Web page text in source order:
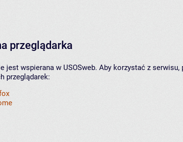
przeglądarka
jest wspierana w USOSweb. Aby korzystać z
przeglądarek: